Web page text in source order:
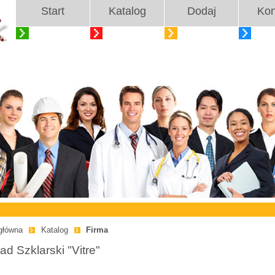
Start Katalog Dodaj
Katalog Firma
Szklarski "Vitre"